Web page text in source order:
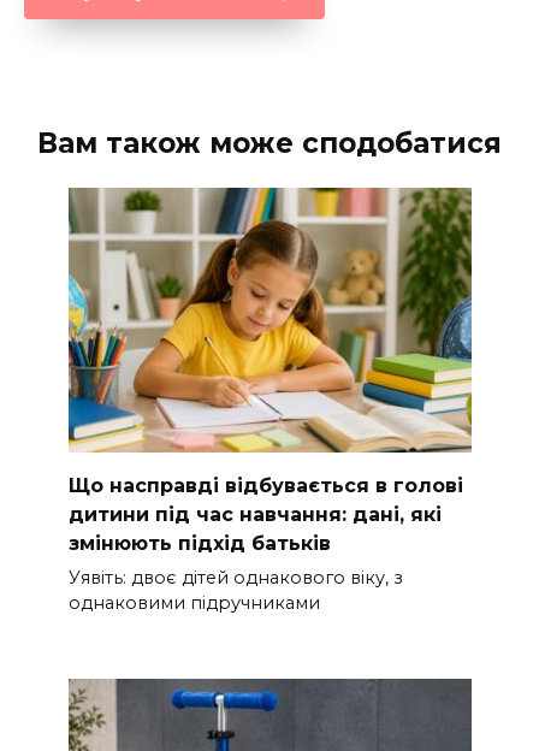
Вам також може сподобатися
Що насправді відбувається в голові
дитини під час навчання: дані, які
змінюють підхід батьків
Уявіть: двоє дітей однакового віку, з
однаковими підручниками